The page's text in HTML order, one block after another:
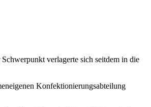
verlagerte sich seitdem in die
Konfektionierungsabteilung